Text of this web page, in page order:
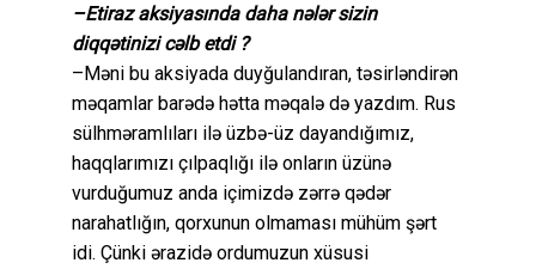
–Etiraz aksiyasında daha nələr sizin
diqqətinizi cəlb etdi ?
–Məni bu aksiyada duyğulandıran, təsirləndirən
məqamlar barədə hətta məqalə də yazdım. Rus
sülhməramlıları ilə üzbə-üz dayandığımız,
haqqlarımızı çılpaqlığı ilə onların üzünə
vurduğumuz anda içimizdə zərrə qədər
narahatlığın, qorxunun olmaması mühüm şərt
idi. Çünki ərazidə ordumuzun xüsusi